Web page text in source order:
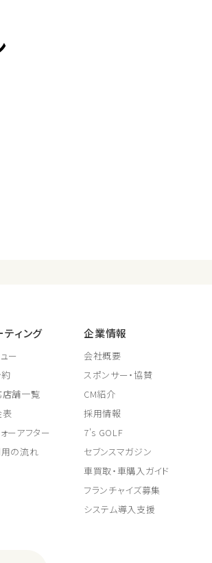
ティング
ー
店舗一覧
表
ーアフター
用の流れ
企業情報
会社概要
スポンサー・協賛
CM紹介
採用情報
7's GOLF
セブンスマガジン
車買取・車購入ガイド
フランチャイズ募集
システム導入支援